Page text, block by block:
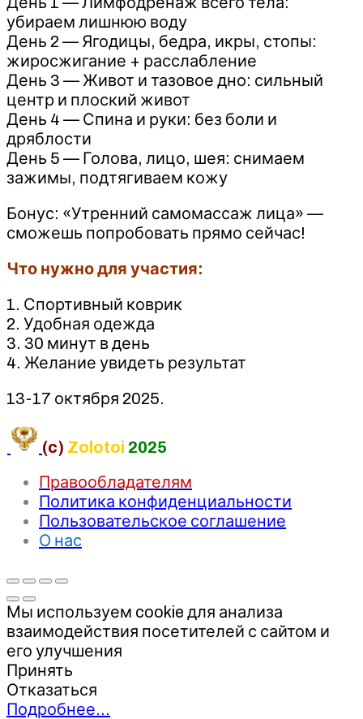
убираем лишнюю воду
День 2 — Ягодицы, бедра, икры, стопы:
жиросжигание + расслабление
День 3 — Живот и тазовое дно: сильный
центр и плоский живот
День 4 — Спина и руки: без боли и
дряблости
День 5 — Голова, лицо, шея: снимаем
зажимы, подтягиваем кожу
Бонус: «Утренний самомассаж лица» —
сможешь попробовать прямо сейчас!
Что нужно для участия:
1. Спортивный коврик
2. Удобная одежда
3. 30 минут в день
4. Желание увидеть результат
13-17 октября 2025.
(c) Zolotoi 2025
Правообладателям
Политика конфиденциальности
Пользовательское соглашение
О нас
Мы используем cookie для анализа
взаимодействия посетителей с сайтом и
его улучшения
Принять
Отказаться
Подробнее…